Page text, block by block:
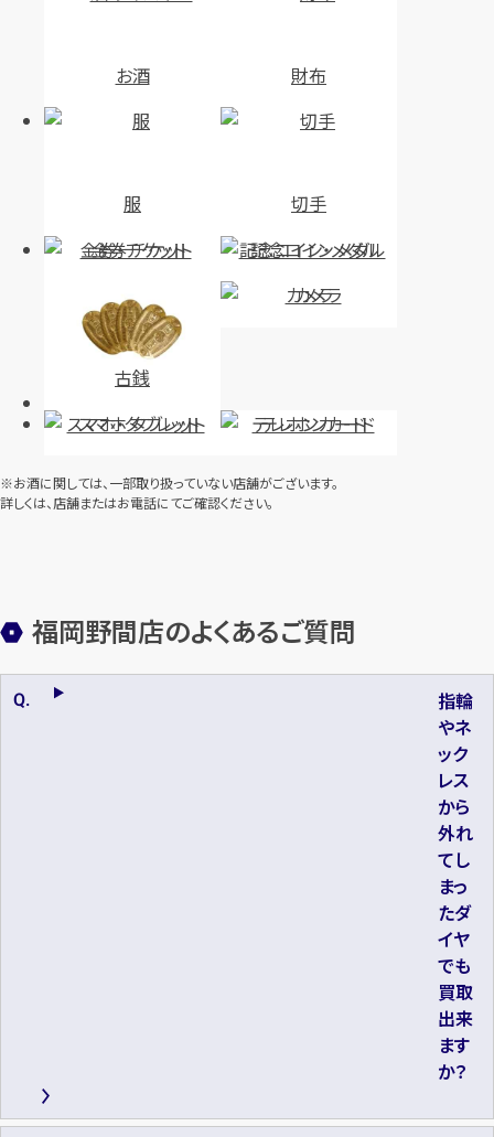
お酒 財布
服
切手
金券・チケット
記念コイン・メダル
古銭
カメラ
スマホ・タブレット テレホンカード
※お酒に関しては、一部取り扱っていない店舗がございます。
詳しくは、店舗またはお電話にてご確認ください。
福岡野間店のよくあるご質問
指輪
やネ
ック
レス
から
外れ
てし
まっ
たダ
イヤ
でも
買取
出来
ます
か？